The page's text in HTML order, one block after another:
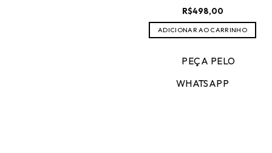
R$498,00
ADICIONAR AO CARRINHO
PEÇA PELO
WHATSAPP